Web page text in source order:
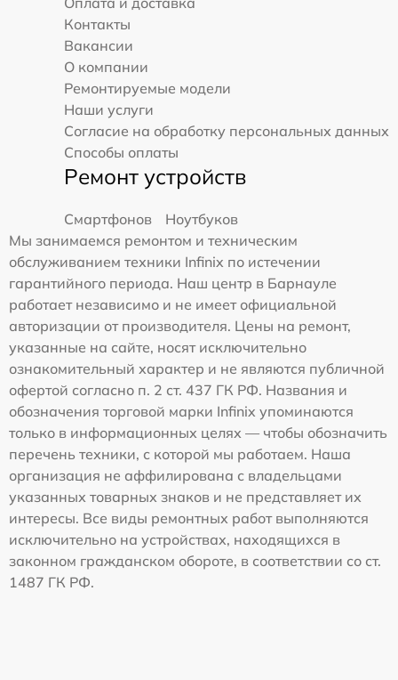
Контакты
Вакансии
О компании
Ремонтируемые модели
Наши услуги
Согласие на обработку персональных данных
Способы оплаты
Ремонт устройств
Смартфонов
Ноутбуков
Мы занимаемся ремонтом и техническим
обслуживанием техники Infinix по истечении
гарантийного периода. Наш центр в Барнауле
работает независимо и не имеет официальной
авторизации от производителя. Цены на ремонт,
указанные на сайте, носят исключительно
ознакомительный характер и не являются публичной
офертой согласно п. 2 ст. 437 ГК РФ. Названия и
обозначения торговой марки Infinix упоминаются
только в информационных целях — чтобы обозначить
перечень техники, с которой мы работаем. Наша
организация не аффилирована с владельцами
указанных товарных знаков и не представляет их
интересы. Все виды ремонтных работ выполняются
исключительно на устройствах, находящихся в
законном гражданском обороте, в соответствии со ст.
1487 ГК РФ.